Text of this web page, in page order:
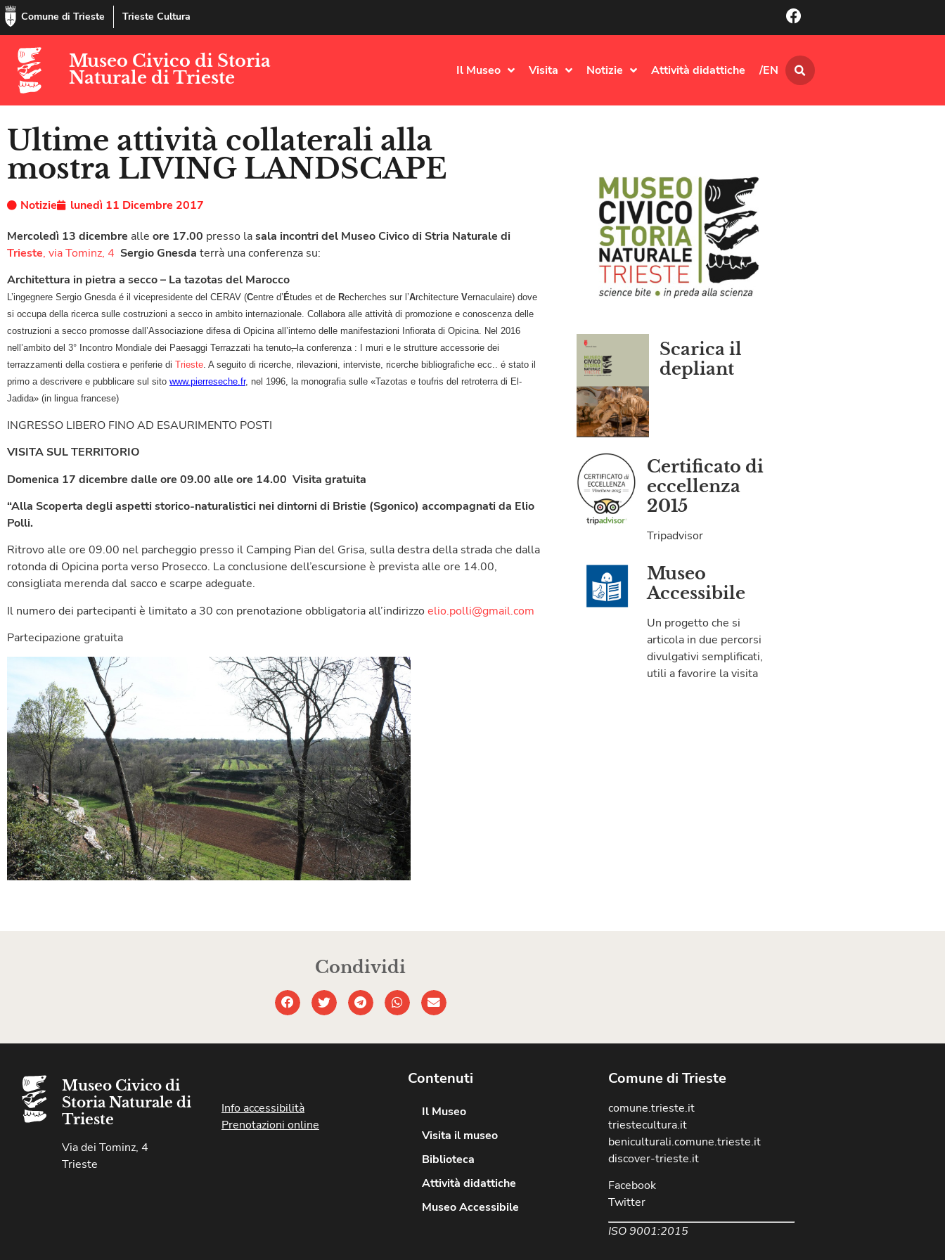
Comune di Trieste Trieste Cultura
Museo Civico di Storia
Naturale di Trieste
Il Museo Visita Notizie Attività didattiche /EN
Ultime attività collaterali alla
mostra LIVING LANDSCAPE
Notizie
lunedì 11 Dicembre 2017
Mercoledì 13 dicembre alle ore 17.00 presso lasala incontri del Museo Civico di Stria Naturale di
Trieste, via Tominz, 4 Sergio Gnesda terrà una conferenza su:
Architettura in pietra a secco – La tazotas del Marocco
L’ingegnere Sergio Gnesda é il vicepresidente del CERAV (Centre d’ Études et de Recherches sur l’Architecture Vernaculaire) dove
si occupa della ricerca sulle costruzioni a secco in ambito internazionale. Collabora alle attività di promozione e conoscenza delle
costruzioni a secco promosse dall’Associazione difesa di Opicina all’interno delle manifestazioni Infiorata di Opicina. Nel 2016
nell’ambito del 3° Incontro Mondiale dei Paesaggi Terrazzati ha tenuto, la conferenza : I muri e le strutture accessorie dei
terrazzamenti della costiera e periferie di Trieste. A seguito di ricerche, rilevazioni, interviste, ricerche bibliografiche ecc.. é stato il
primo a descrivere e pubblicare sul sito www.pierreseche.fr, nel 1996, la monografia sulle «Tazotas e toufris del retroterra di El-
Jadida» (in lingua francese)
INGRESSO LIBERO FINO AD ESAURIMENTO POSTI
VISITA SUL TERRITORIO
Domenica 17 dicembre dalle ore 09.00 alle ore 14.00 Visita gratuita
“Alla Scoperta degli aspetti storico-naturalistici nei dintorni di Bristie (Sgonico) accompagnati da Elio
Polli.
Ritrovo alle ore 09.00 nel parcheggio presso il Camping Pian del Grisa, sulla destra della strada che dalla
rotonda di Opicina porta verso Prosecco. La conclusione dell’escursione è prevista alle ore 14.00,
consigliata merenda dal sacco e scarpe adeguate.
Il numero dei partecipanti è limitato a 30 con prenotazione obbligatoria all’indirizzo elio.polli@gmail.com
Partecipazione gratuita
Scarica il
depliant
Certificato di
eccellenza
2015
Tripadvisor
Museo
Accessibile
Un progetto che si
articola in due percorsi
divulgativi semplificati,
utili a favorire la visita
Condividi
Museo Civico di
Storia Naturale di
Trieste
Via dei Tominz, 4
Trieste
Info accessibilità
Prenotazioni online
Contenuti
Il Museo
Visita il museo
Biblioteca
Attività didattiche
Museo Accessibile
Comune di Trieste
comune.trieste.it
triestecultura.it
beniculturali.comune.trieste.it
discover-trieste.it
Facebook
Twitter
ISO 9001:2015